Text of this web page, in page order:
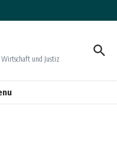
und Justiz